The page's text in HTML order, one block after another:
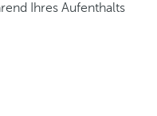
Ihres Aufenthalts